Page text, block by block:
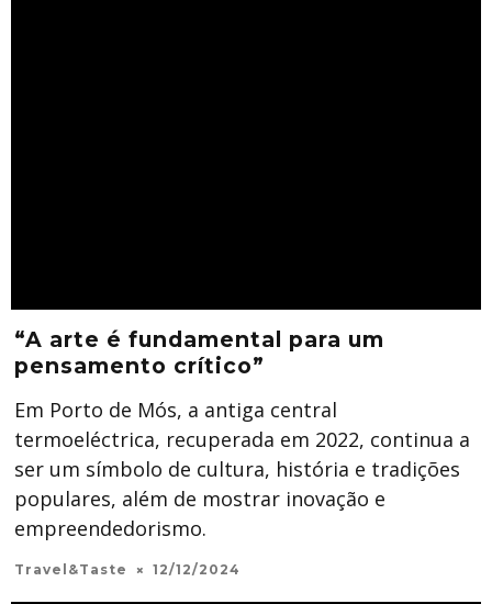
“A arte é fundamental para um
pensamento crítico”
Em Porto de Mós, a antiga central
termoeléctrica, recuperada em 2022, continua a
ser um símbolo de cultura, história e tradições
populares, além de mostrar inovação e
empreendedorismo.
Travel&Taste 12/12/2024